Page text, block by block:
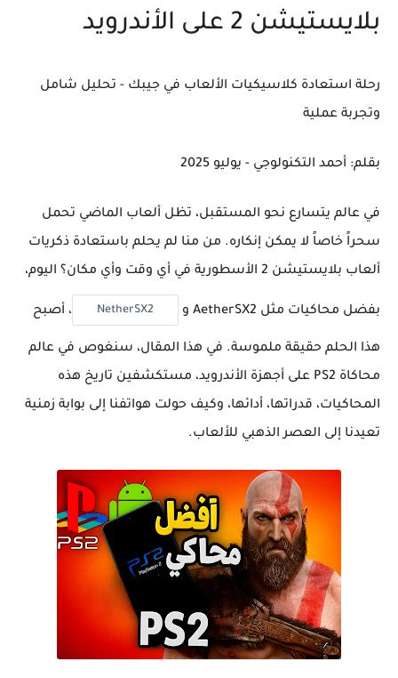
بلايستيشن 2 على الأندرويد
رحلة استعادة كلاسيكيات الألعاب في جيبك - تحليل شامل
وتجربة عملية
بقلم: أحمد التكنولوجي - يوليو 2025
في عالم يتسارع نحو المستقبل، تظل ألعاب الماضي تحمل
سحراً خاصاً لا يمكن إنكاره. من منا لم يحلم باستعادة ذكريات
ألعاب بلايستيشن 2 الأسطورية في أي وقت وأي مكان؟ اليوم،
بفضل محاكيات مثل AetherSX2 و NetherSX2 ، أصبح
هذا الحلم حقيقة ملموسة. في هذا المقال، سنغوص في عالم
محاكاة PS2 على أجهزة الأندرويد، مستكشفين تاريخ هذه
المحاكيات، قدراتها، أدائها، وكيف حولت هواتفنا إلى بوابة زمنية
تعيدنا إلى العصر الذهبي للألعاب.